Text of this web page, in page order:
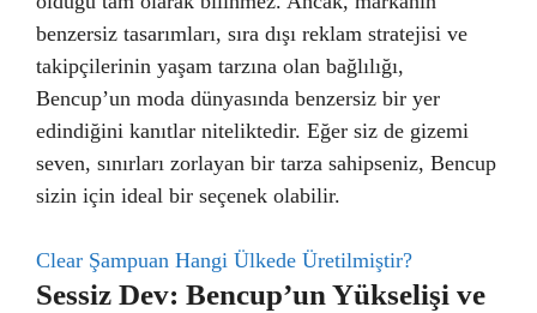
benzersiz tasarımları, sıra dışı reklam stratejisi ve
takipçilerinin yaşam tarzına olan bağlılığı,
Bencup’un moda dünyasında benzersiz bir yer
edindiğini kanıtlar niteliktedir. Eğer siz de gizemi
seven, sınırları zorlayan bir tarza sahipseniz, Bencup
sizin için ideal bir seçenek olabilir.
Clear Şampuan Hangi Ülkede Üretilmiştir?
Sessiz Dev: Bencup’un Yükselişi ve